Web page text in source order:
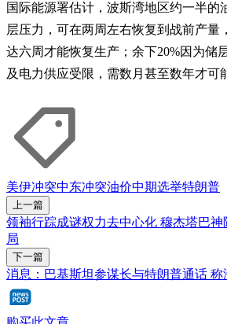
国际能源署估计，波斯湾地区约一半的
层压力，可在两周左右恢复到战前产量
达六周才能恢复生产；余下20%因为储
及电力供应受限，需数月甚至数年才可
美伊冲突中东冲突油价中期选举特朗普
上一篇
领袖行踪成谜权力去中心化 穆杰塔巴神
局
下一篇
消息：巴基斯坦参谋长与特朗普通话 称